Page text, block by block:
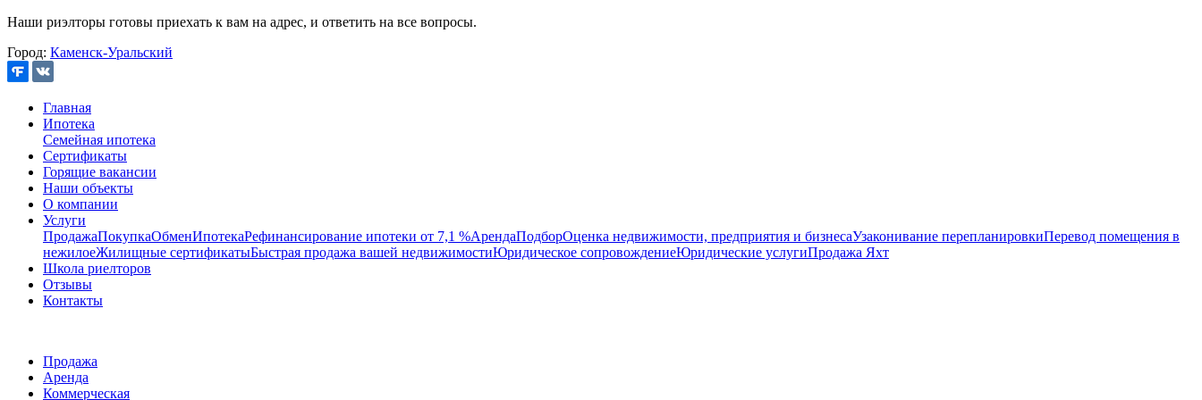
Наши риэлторы готовы приехать к вам на адрес, и ответить на все вопросы.
Город: Каменск-Уральский
Главная
Ипотека
Семейная ипотека
Сертификаты
Горящие вакансии
Наши объекты
О компании
Услуги
ПродажаПокупкаОбменИпотекаРефинансирование ипотеки от 7,1 %АрендаПодборОценка недвижимости, предприятия и бизнесаУзаконивание перепланировкиПеревод помещения в
нежилоеЖилищные сертификатыБыстрая продажа вашей недвижимостиЮридическое сопровождениеЮридические услугиПродажа Яхт
Школа риелторов
Отзывы
Контакты
Продажа
Аренда
Коммерческая